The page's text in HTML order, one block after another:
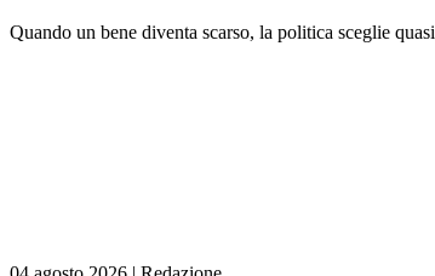
Quando un bene diventa scarso, la politica sceglie